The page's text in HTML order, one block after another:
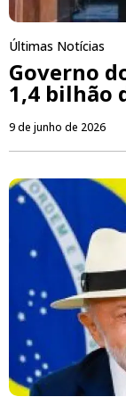
Últimas Notícias
Governo
1,4 bilhão
9 de junho de 2026